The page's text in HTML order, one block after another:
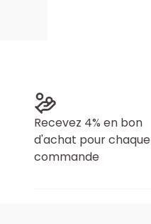
Recevez 4% en bon
d'achat pour chaque
commande